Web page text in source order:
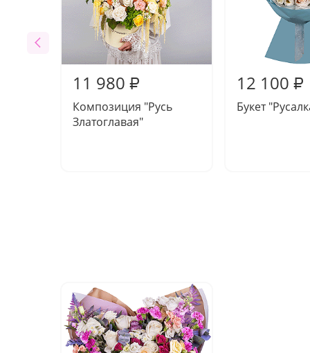
11 980 ₽
Композиция "Русь
Златоглавая"
12 100 ₽
Букет